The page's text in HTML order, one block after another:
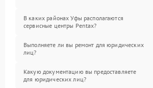
В каких районах Уфы располагаются
сервисные центры Pentax?
Выполняете ли вы ремонт для юридических
лиц?
Какую документацию вы предоставляете
для юридических лиц?